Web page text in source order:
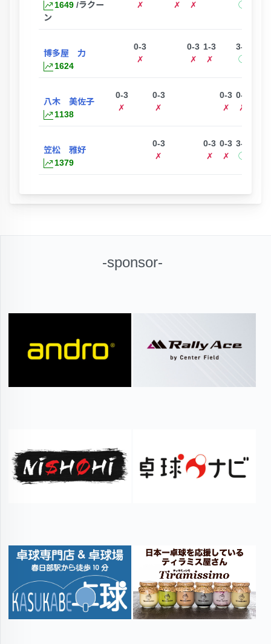
1649 /ラクー
ン
✗
✗
✗
◯
博多屋 力
1624
0-3
✗
0-3
✗
1-3
✗
3-0
◯
八木 美佐子
1138
0-3
✗
0-3
✗
0-3
✗
0-3
✗
笠松 雅好
1379
0-3
✗
0-3
✗
0-3
✗
3-0
◯
-sponsor-